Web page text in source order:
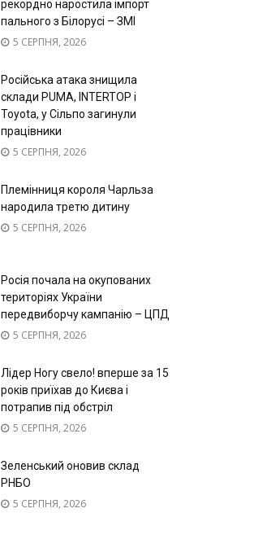
рекордно наростила імпорт
пального з Білорусі – ЗМІ
5 СЕРПНЯ, 2026
Російська атака знищила
склади PUMA, INTERTOP і
Toyota, у Сільпо загинули
працівники
5 СЕРПНЯ, 2026
Племінниця короля Чарльза
народила третю дитину
5 СЕРПНЯ, 2026
Росія почала на окупованих
територіях України
передвиборчу кампанію – ЦПД
5 СЕРПНЯ, 2026
Лідер Ногу свело! вперше за 15
років приїхав до Києва і
потрапив під обстріл
5 СЕРПНЯ, 2026
Зеленський оновив склад
РНБО
5 СЕРПНЯ, 2026